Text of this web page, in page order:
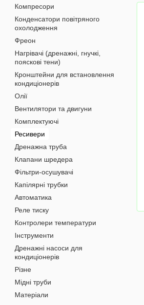
Компресори
Конденсатори повітряного
охолодження
Фреон
Нагрівачі (дренажні, гнучкі,
пояскові тени)
Кронштейни для встановлення
кондиціонерів
Олії
Вентилятори та двигуни
Комплектуючі
Ресивери
Дренажна труба
Клапани шредера
Фільтри-осушувачі
Капілярні трубки
Автоматика
Реле тиску
Контролери температури
Інструменти
Дренажні насоси для
кондиціонерів
Різне
Мідні труби
Матеріали